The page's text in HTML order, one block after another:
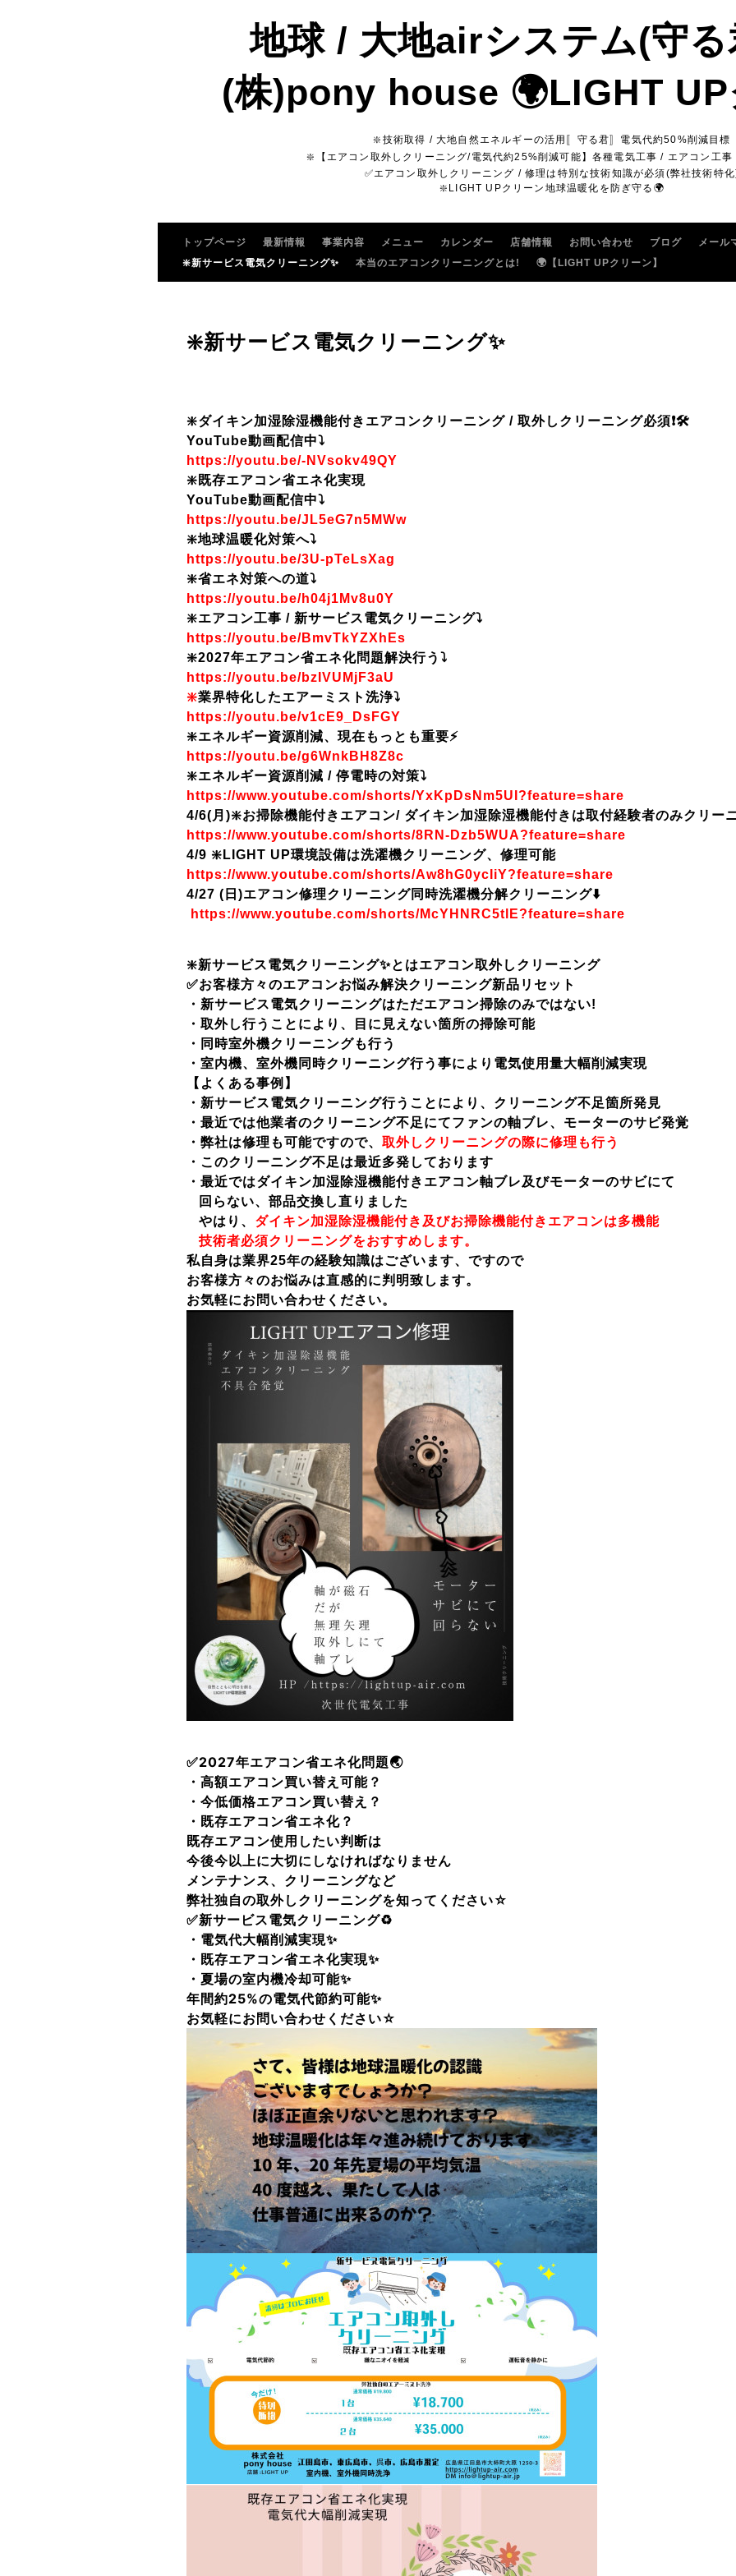
地球 / 大地airシステム(守る
(株)pony house 🌍LIGHT UP
❇️技術取得 / 大地自然エネルギーの活用〚守る君〛電気代約50%削減目標
❇️【エアコン取外しクリーニング/電気代約25%削減可能】各種電気工事 / エアコン工事
✅エアコン取外しクリーニング / 修理は特別な技術知識が必須(弊社技術特
❇️LIGHT UPクリーン地球温暖化を防ぎ守る🌍
トップページ 最新情報 事業内容 メニュー カレンダー 店舗情報 お問い合わせ ブログ
メール
❇️新サービス電気クリーニング✨
本当のエアコンクリーニングとは! 🌍【LIGHT UPクリーン】
❇️新サービス電気クリーニング✨
❇️ダイキン加湿除湿機能付きエアコンクリーニング / 取外しクリーニング必須❗🛠️
YouTube動画配信中⤵️
https://youtu.be/-NVsokv49QY
❇️既存エアコン省エネ化実現
YouTube動画配信中⤵️
https://youtu.be/JL5eG7n5MWw
❇️地球温暖化対策へ⤵️
https://youtu.be/3U-pTeLsXag
❇️省エネ対策への道⤵️
https://youtu.be/h04j1Mv8u0Y
❇️エアコン工事 / 新サービス電気クリーニング⤵️
https://youtu.be/BmvTkYZXhEs
❇️2027年エアコン省エネ化問題解決行う⤵️
https://youtu.be/bzIVUMjF3aU
❇️業界特化したエアーミスト洗浄⤵️
https://youtu.be/v1cE9_DsFGY
❇️エネルギー資源削減、現在もっとも重要⚡
https://youtu.be/g6WnkBH8Z8c
❇️エネルギー資源削減 / 停電時の対策⤵️
https://www.youtube.com/shorts/YxKpDsNm5UI?feature=share
4/6(月)❇️お掃除機能付きエアコン/ ダイキン加湿除湿機能付きは取付経験者のみクリー
https://www.youtube.com/shorts/8RN-Dzb5WUA?feature=share
4/9 ❇️LIGHT UP環境設備は洗濯機クリーニング、修理可能
https://www.youtube.com/shorts/Aw8hG0ycIiY?feature=share
4/27 (日)エアコン修理クリーニング同時洗濯機分解クリーニング⬇️
https://www.youtube.com/shorts/McYHNRC5tlE?feature=share
❇️新サービス電気クリーニング✨とはエアコン取外しクリーニング
✅お客様方々のエアコンお悩み解決クリーニング新品リセット
・新サービス電気クリーニングはただエアコン掃除のみではない!
・取外し行うことにより、目に見えない箇所の掃除可能
・同時室外機クリーニングも行う
・室内機、室外機同時クリーニング行う事により電気使用量大幅削減実現
【よくある事例】
・新サービス電気クリーニング行うことにより、クリーニング不足箇所発見
・最近では他業者のクリーニング不足にてファンの軸ブレ、モーターのサビ発覚
・弊社は修理も可能ですので、 取外しクリーニングの際に修理も行う
・このクリーニング不足は最近多発しております
・最近ではダイキン加湿除湿機能付きエアコン軸ブレ及びモーターのサビにて
回らない、部品交換し直りました
やはり、 ダイキン加湿除湿機能付き及びお掃除機能付きエアコンは多機能
技術者必須クリーニングをおすすめします。
私自身は業界25年の経験知識はございます、ですので
お客様方々のお悩みは直感的に判明致します。
お気軽にお問い合わせください。
✅2027年エアコン省エネ化問題🌏
・高額エアコン買い替え可能？
・今低価格エアコン買い替え？
・既存エアコン省エネ化？
既存エアコン使用したい判断は
今後今以上に大切にしなければなりません
メンテナンス、クリーニングなど
弊社独自の取外しクリーニングを知ってください☆
✅新サービス電気クリーニング♻️
・電気代大幅削減実現✨
・既存エアコン省エネ化実現✨
・夏場の室内機冷却可能✨
年間約25%の電気代節約可能✨
お気軽にお問い合わせください☆